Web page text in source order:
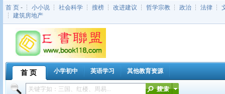
首 页 - ┆ 小小说 ┆ 社会科学 ┆ 搜榜 ┆ 改进建议 ┆ 哲学宗教 ┆ 政治 ┆ 法律 ┆
┆ 建筑房地产
首 页 小学初中 英语学习 其他教育资源